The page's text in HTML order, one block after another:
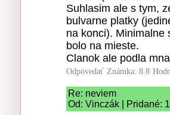
Suhlasim ale s tym,
bulvarne platky
na konci). Minimalne
bolo na mieste.
Clanok ale podla
Odpovedať Známka: 8.8
Re: neviem
Od: Vinczák | Pridané: